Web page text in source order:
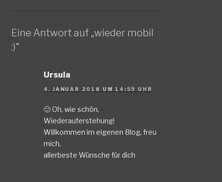
Eine Antwort auf „wieder mobil
:)“
Ursula
4. JANUAR 2018 UM 14:59 UHR
🙂 Oh, wie schön,
Wiederauferstehung!
Willkommen im eigenen Blog, freu
mich,
allerbeste Wünsche für dich